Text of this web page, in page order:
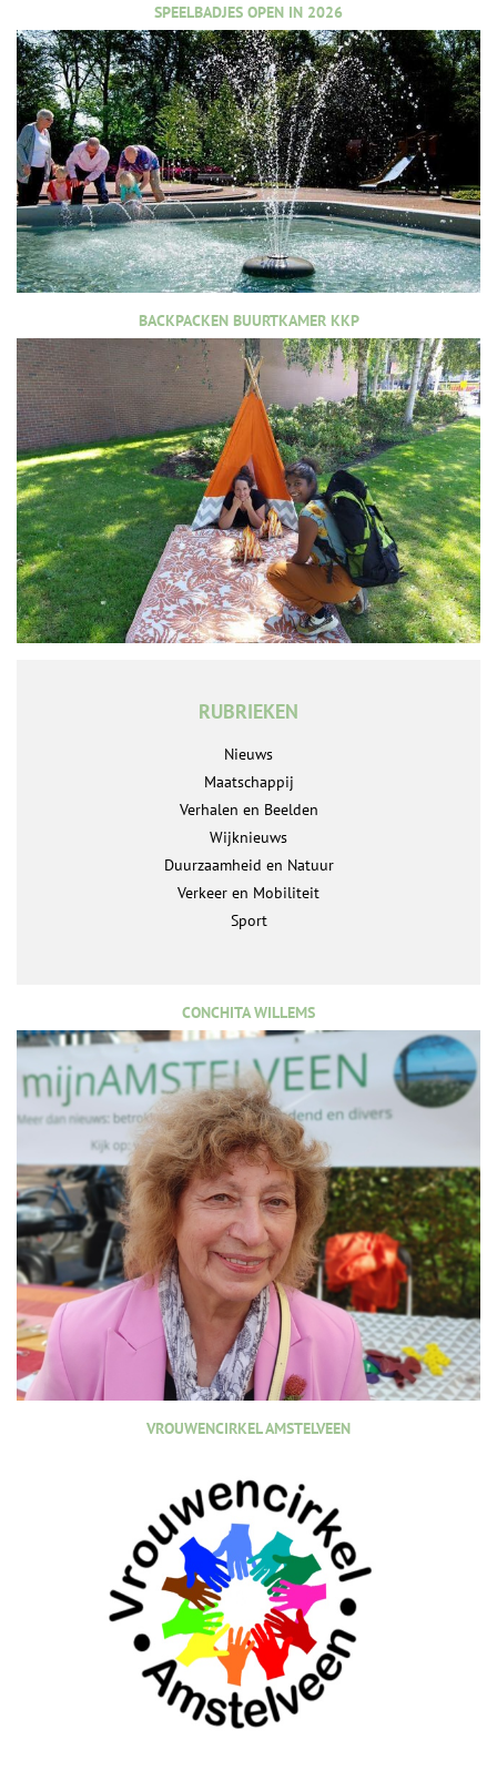
SPEELBADJES OPEN IN 2026
BACKPACKEN BUURTKAMER KKP
RUBRIEKEN
Nieuws
Maatschappij
Verhalen en Beelden
Wijknieuws
Duurzaamheid en Natuur
Verkeer en Mobiliteit
Sport
CONCHITA WILLEMS
VROUWENCIRKEL AMSTELVEEN